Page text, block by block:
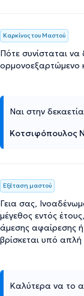
Καρκίνος του Μαστού
Πότε συνίσταται
ορμονοεξαρτώμενο
Ναι στην
Κοτσιφόπουλος
Εξέταση μαστού
Γεια σας,
μέγεθος εντός
άμεσης αφαίρεσης
βρίσκεται υπό
Καλύτερα να το